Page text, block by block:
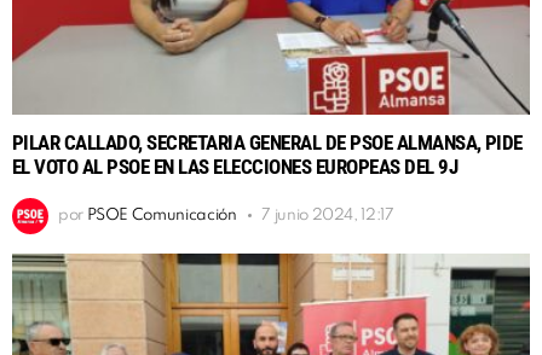
PILAR CALLADO, SECRETARIA GENERAL DE PSOE ALMANSA, PIDE
EL VOTO AL PSOE EN LAS ELECCIONES EUROPEAS DEL 9J
por PSOE Comunicación 7 junio 2024, 12:17